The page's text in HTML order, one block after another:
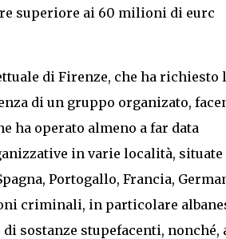
superiore ai 60 milioni di eurc
di Firenze, che ha richiesto
di un gruppo organizato,
ha operato almeno a far data
in varie località, situate
Portogallo, Francia,
criminali, in particolare
sostanze stupefacenti, nonché,